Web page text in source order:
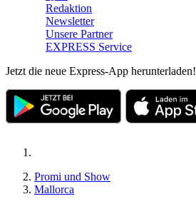
Redaktion
Newsletter
Unsere Partner
EXPRESS Service
Jetzt die neue Express-App herunterladen!
Promi und Show
Mallorca